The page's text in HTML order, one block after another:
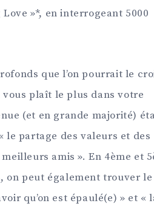
»*, en interrogeant 5000
que l’on pourrait le
vous plaît le plus dans votre
(et en grande majorité)
le partage des valeurs et des
amis ». En 4ème et
on peut également trouver
qu’on est épaulé(e) » et «